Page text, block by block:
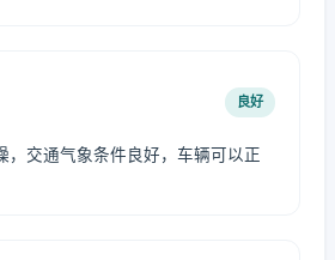
良好
，交通气象条件良好，车辆可以正